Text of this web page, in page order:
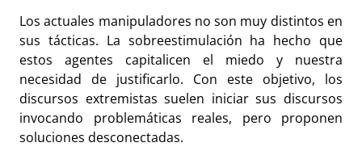
Los actuales manipuladores no son muy distintos en
sus tácticas. La sobreestimulación ha hecho que
estos agentes capitalicen el miedo y nuestra
necesidad de justificarlo. Con este objetivo, los
discursos extremistas suelen iniciar sus discursos
invocando problemáticas reales, pero proponen
soluciones desconectadas.